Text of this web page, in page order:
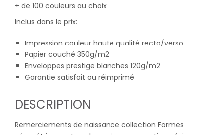
+ de 100 couleurs au choix
Inclus dans le prix:
Impression couleur haute qualité recto/verso
Papier couché 350g/m2
Enveloppes prestige blanches 120g/m2
Garantie satisfait ou réimprimé
DESCRIPTION
Remerciements de naissance collection Formes